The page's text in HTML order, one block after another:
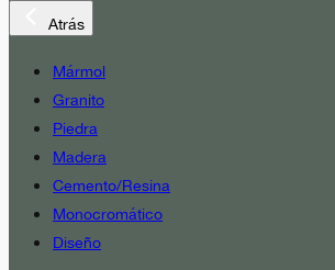
Atrás
Mármol
Granito
Piedra
Madera
Cemento/Resina
Monocromático
Diseño